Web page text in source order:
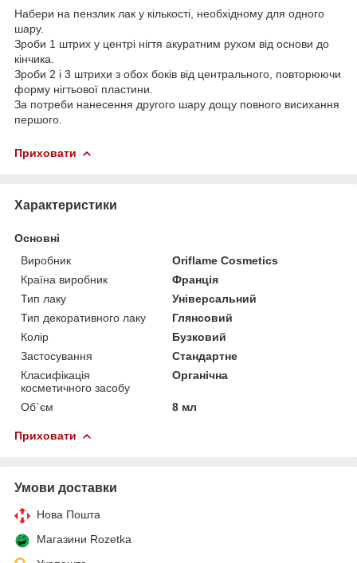
Набери на пензлик лак у кількості, необхідному для одного
шару.
Зроби 1 штрих у центрі нігтя акуратним рухом від основи до
кінчика.
Зроби 2 і 3 штрихи з обох боків від центрального, повторюючи
форму нігтьової пластини.
За потреби нанесення другого шару дощу повного висихання
першого.
Приховати
Характеристики
Основні
Виробник
Oriflame Cosmetics
Країна виробник
Франція
Тип лаку
Універсальний
Тип декоративного лаку
Глянсовий
Колір
Бузковий
Застосування
Стандартне
Класифікація
косметичного засобу
Органічна
Об`єм 8 мл
Приховати
Умови доставки
Нова Пошта
Магазини Rozetka